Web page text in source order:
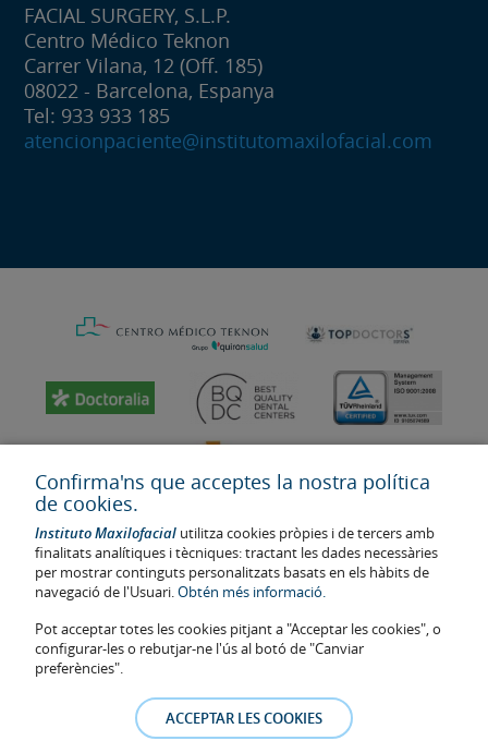
FACIAL SURGERY, S.L.P.
Centro Médico Teknon
Carrer Vilana, 12 (Off. 185)
08022 - Barcelona, Espanya
Tel: 933 933 185
atencionpaciente@institutomaxilofacial.com
Última actualització: 2023
Num. d'autorització de centre sanitari: E08646940
La informació present a la web no reemplaça sinó complementa la
relació metge-pacient. En cas de dubte, consulti amb el metge de
referència. Les fotos i els testimonis dels pacients identificables que
apareixen a la web estan publicades amb el seu consentiment i es
Confirma'ns que acceptes la nostra política
de cookies.
Instituto Maxilofacial utilitza cookies pròpies i de tercers amb
finalitats analítiques i tècniques: tractant les dades necessàries
per mostrar continguts personalitzats basats en els hàbits de
navegació de l'Usuari.Obtén més informació.
Pot acceptar totes les cookies pitjant a "Acceptar les cookies", o
configurar-les o rebutjar-ne l'ús al botó de "Canviar
preferències".
ACCEPTAR LES COOKIES